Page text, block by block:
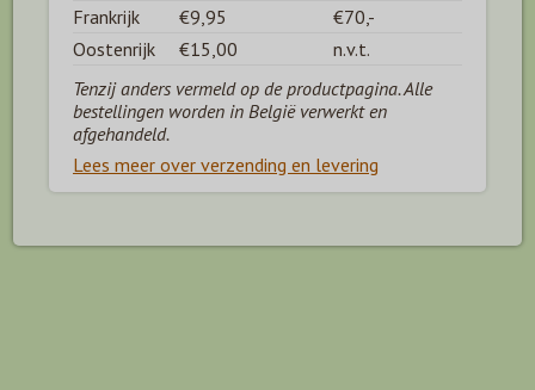
Frankrijk
€9,95
€70,-
Oostenrijk
€15,00
n.v.t.
Tenzij anders vermeld op de productpagina. Alle
bestellingen worden in België verwerkt en
afgehandeld.
Lees meer over verzending en levering